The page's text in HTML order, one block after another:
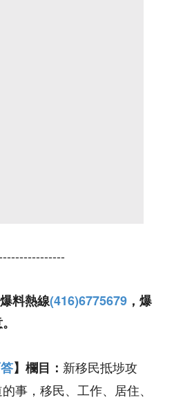
料熱線(416)6775679 ，爆
】欄目： 新移民抵埗攻
事，移民、工作、居住、